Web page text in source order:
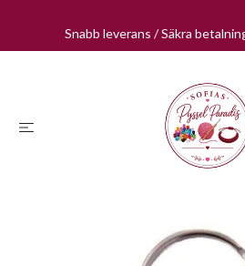
Snabb leverans / Säkra